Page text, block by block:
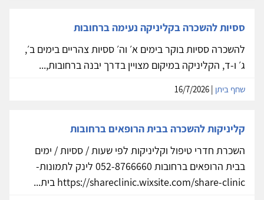
ססיות להשכרה בקליניקה נעימה ברחובות
להשכרה ססיות בוקר בימים א׳ וה׳ ססיות צהריים בימים ב׳,
ג׳ ו-ד, הקליניקה במיקום מצויין בדרך יבנה ברחובות,...
שחף ביתן
קליניקות להשכרה בבית הרופאים ברחובות
השכרת חדרי טיפול וקליניקות לפי שעות / ססיות / ימים
בבית הרופאים ברחובות 052-8766660 לינק לתמונות-
https://shareclinic.wixsite.com/share-clinic בית...